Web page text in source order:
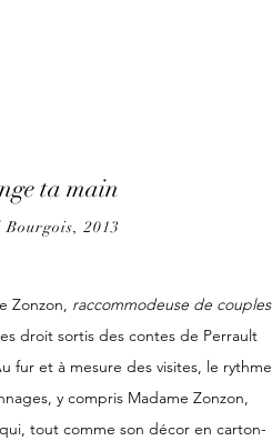
ta main
2013
Zonzon, raccommodeuse de couples
droit sortis des contes de Perrault
fur et à mesure des visites, le rythme
y compris Madame Zonzon,
tout comme son décor en carton-